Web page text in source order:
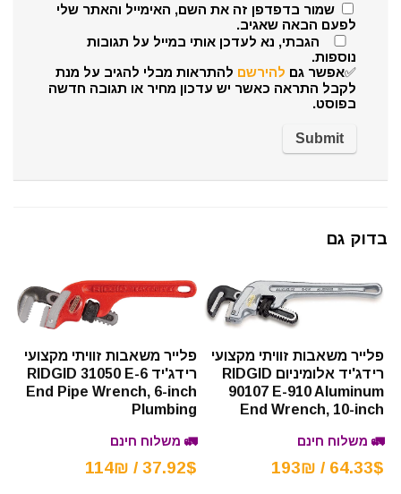
שמור בדפדפן זה את השם, האימייל והאתר שלי
לפעם הבאה שאגיב.
הגבתי, נא לעדכן אותי במייל על תגובות
נוספות.
✅אפשר גם להירשם להתראות מבלי להגיב על מנת
לקבל התראה כאשר יש עדכון מחיר או תגובה חדשה
בפוסט.
בדוק גם
פלייר משאבות זוויתי מקצועי
רידג'יד אלומיניום RIDGID
90107 E-910 Aluminum
End Wrench, 10-inch
🚛 משלוח חינם
64.33$ / 193₪
פלייר משאבות זוויתי מקצועי
רידג'יד RIDGID 31050 E-6
End Pipe Wrench, 6-inch
Plumbing
🚛 משלוח חינם
37.92$ / 114₪